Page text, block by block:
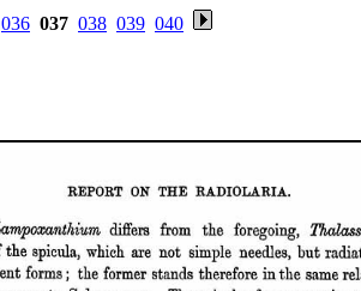
036 037 038 039 040